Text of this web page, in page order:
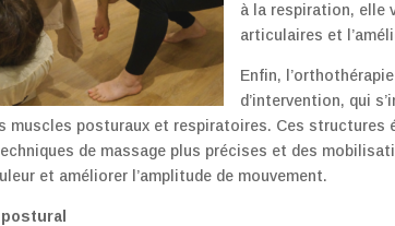
à la respiration, elle
articulaires et
Enfin,
d’intervention, qui
muscles posturaux et respiratoires. Ces
de massage plus précises et des
et améliorer l’amplitude de mouvement.